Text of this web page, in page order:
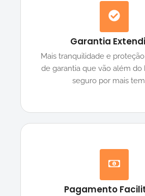
Garantia
Mais tranquilidade e
de garantia que vão além do
seguro por mais
Pagamento